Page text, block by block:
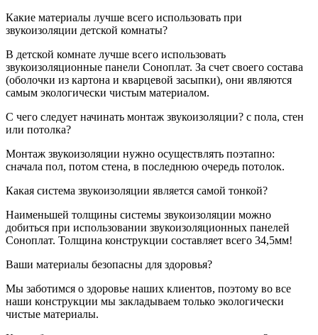
Какие материалы лучше всего использовать при
звукоизоляции детской комнаты?
В детской комнате лучше всего использовать
звукоизоляционные панели Соноплат. За счет своего состава
(оболочки из картона и кварцевой засыпки), они являются
самым экологически чистым материалом.
С чего следует начинать монтаж звукоизоляции? с пола, стен
или потолка?
Монтаж звукоизоляции нужно осуществлять поэтапно:
сначала пол, потом стена, в последнюю очередь потолок.
Какая система звукоизоляции является самой тонкой?
Наименьшей толщины системы звукоизоляции можно
добиться при использовании звукоизоляционных панелей
Соноплат. Толщина конструкции составляет всего 34,5мм!
Ваши материалы безопасны для здоровья?
Мы заботимся о здоровье наших клиентов, поэтому во все
наши конструкции мы закладываем только экологически
чистые материалы.